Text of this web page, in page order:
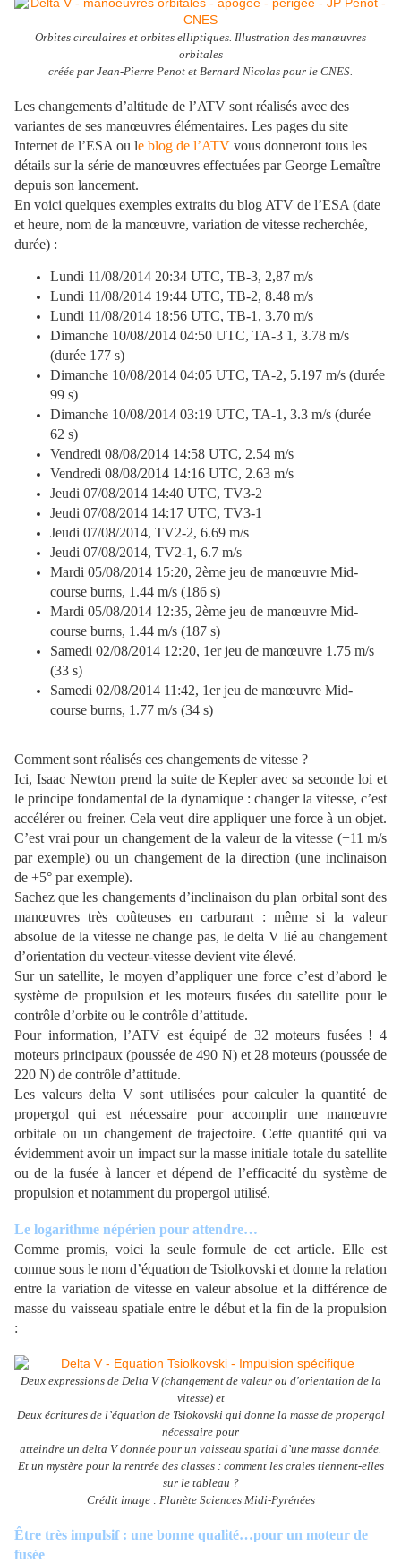
Orbites circulaires et orbites elliptiques. Illustration des manœuvres
orbitales
créée par Jean-Pierre Penot et Bernard Nicolas pour le CNES.
Les changements d’altitude de l’ATV sont réalisés avec des
variantes de ses manœuvres élémentaires. Les pages du site
Internet de l’ESA ou le blog de l’ATV vous donneront tous les
détails sur la série de manœuvres effectuées par George Lemaître
depuis son lancement.
En voici quelques exemples extraits du blog ATV de l’ESA (date
et heure, nom de la manœuvre, variation de vitesse recherchée,
durée) :
Lundi 11/08/2014 20:34 UTC, TB-3, 2,87 m/s
Lundi 11/08/2014 19:44 UTC, TB-2, 8.48 m/s
Lundi 11/08/2014 18:56 UTC, TB-1, 3.70 m/s
Dimanche 10/08/2014 04:50 UTC, TA-3 1, 3.78 m/s
(durée 177 s)
Dimanche 10/08/2014 04:05 UTC, TA-2, 5.197 m/s (durée
99 s)
Dimanche 10/08/2014 03:19 UTC, TA-1, 3.3 m/s (durée
62 s)
Vendredi 08/08/2014 14:58 UTC, 2.54 m/s
Vendredi 08/08/2014 14:16 UTC, 2.63 m/s
Jeudi 07/08/2014 14:40 UTC, TV3-2
Jeudi 07/08/2014 14:17 UTC, TV3-1
Jeudi 07/08/2014, TV2-2, 6.69 m/s
Jeudi 07/08/2014, TV2-1, 6.7 m/s
Mardi 05/08/2014 15:20, 2ème jeu de manœuvre Mid-
course burns, 1.44 m/s (186 s)
Mardi 05/08/2014 12:35, 2ème jeu de manœuvre Mid-
course burns, 1.44 m/s (187 s)
Samedi 02/08/2014 12:20, 1er jeu de manœuvre 1.75 m/s
(33 s)
Samedi 02/08/2014 11:42, 1er jeu de manœuvre Mid-
course burns, 1.77 m/s (34 s)
Comment sont réalisés ces changements de vitesse ?
Ici, Isaac Newton prend la suite de Kepler avec sa seconde loi et
le principe fondamental de la dynamique : changer la vitesse, c’est
accélérer ou freiner. Cela veut dire appliquer une force à un objet.
C’est vrai pour un changement de la valeur de la vitesse (+11 m/s
par exemple) ou un changement de la direction (une inclinaison
de +5° par exemple).
Sachez que les changements d’inclinaison du plan orbital sont des
manœuvres très coûteuses en carburant : même si la valeur
absolue de la vitesse ne change pas, le delta V lié au changement
d’orientation du vecteur-vitesse devient vite élevé.
Sur un satellite, le moyen d’appliquer une force c’est d’abord le
système de propulsion et les moteurs fusées du satellite pour le
contrôle d’orbite ou le contrôle d’attitude.
Pour information, l’ATV est équipé de 32 moteurs fusées ! 4
moteurs principaux (poussée de 490 N) et 28 moteurs (poussée de
220 N) de contrôle d’attitude.
Les valeurs delta V sont utilisées pour calculer la quantité de
propergol qui est nécessaire pour accomplir une manœuvre
orbitale ou un changement de trajectoire. Cette quantité qui va
évidemment avoir un impact sur la masse initiale totale du satellite
ou de la fusée à lancer et dépend de l’efficacité du système de
propulsion et notamment du propergol utilisé.
Le logarithme népérien pour attendre…
Comme promis, voici la seule formule de cet article. Elle est
connue sous le nom d’équation de Tsiolkovski et donne la relation
entre la variation de vitesse en valeur absolue et la différence de
masse du vaisseau spatiale entre le début et la fin de la propulsion
:
Deux expressions de Delta V (changement de valeur ou d'orientation de la
vitesse) et
Deux écritures de l’équation de Tsiokovski qui donne la masse de propergol
nécessaire pour
atteindre un delta V donnée pour un vaisseau spatial d’une masse donnée.
Et un mystère pour la rentrée des classes : comment les craies tiennent-elles
sur le tableau ?
Crédit image : Planète Sciences Midi-Pyrénées
Être très impulsif : une bonne qualité…pour un moteur de
fusée